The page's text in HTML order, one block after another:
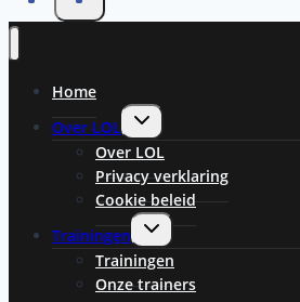
Home
Over LOL
Toggle
submenu
Over LOL
Privacy verklaring
Cookie beleid
Trainingen
Toggle
submenu
Trainingen
Onze trainers